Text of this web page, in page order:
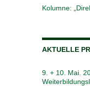
Kolumne:
AKTUELLE
9. + 10. Mai.